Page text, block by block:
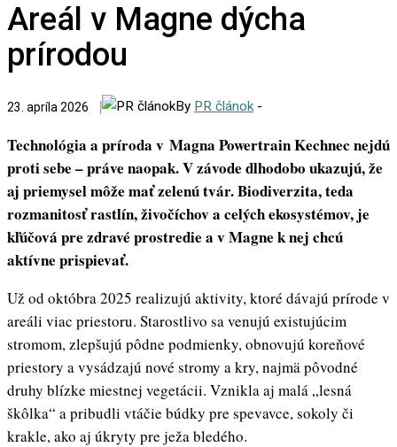
Areál v Magne dýcha
prírodou
23. apríla 2026 By PR článok -
Technológia a príroda v Magna Powertrain Kechnec nejdú
proti sebe – práve naopak. V závode dlhodobo ukazujú, že
aj priemysel môže mať zelenú tvár. Biodiverzita, teda
rozmanitosť rastlín, živočíchov a celých ekosystémov, je
kľúčová pre zdravé prostredie a v Magne k nej chcú
aktívne prispievať.
Už od októbra 2025 realizujú aktivity, ktoré dávajú prírode v
areáli viac priestoru. Starostlivo sa venujú existujúcim
stromom, zlepšujú pôdne podmienky, obnovujú koreňové
priestory a vysádzajú nové stromy a kry, najmä pôvodné
druhy blízke miestnej vegetácii. Vznikla aj malá „lesná
škôlka“ a pribudli vtáčie búdky pre spevavce, sokoly či
krakle, ako aj úkryty pre ježa bledého.